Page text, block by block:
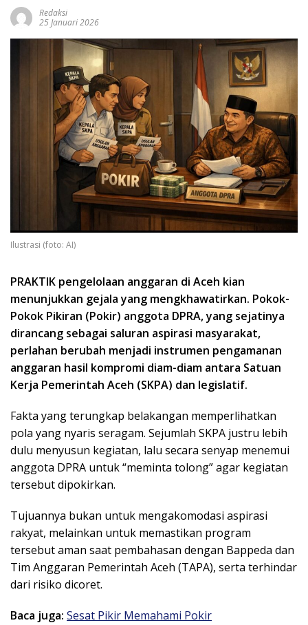
Redaksi
25 Januari 2026
Ilustrasi (foto: AI)
PRAKTIK pengelolaan anggaran di Aceh kian
menunjukkan gejala yang mengkhawatirkan. Pokok-
Pokok Pikiran (Pokir) anggota DPRA, yang sejatinya
dirancang sebagai saluran aspirasi masyarakat,
perlahan berubah menjadi instrumen pengamanan
anggaran hasil kompromi diam-diam antara Satuan
Kerja Pemerintah Aceh (SKPA) dan legislatif.
Fakta yang terungkap belakangan memperlihatkan
pola yang nyaris seragam. Sejumlah SKPA justru lebih
dulu menyusun kegiatan, lalu secara senyap menemui
anggota DPRA untuk “meminta tolong” agar kegiatan
tersebut dipokirkan.
Tujuannya bukan untuk mengakomodasi aspirasi
rakyat, melainkan untuk memastikan program
tersebut aman saat pembahasan dengan Bappeda dan
Tim Anggaran Pemerintah Aceh (TAPA), serta terhindar
dari risiko dicoret.
Baca juga: Sesat Pikir Memahami Pokir